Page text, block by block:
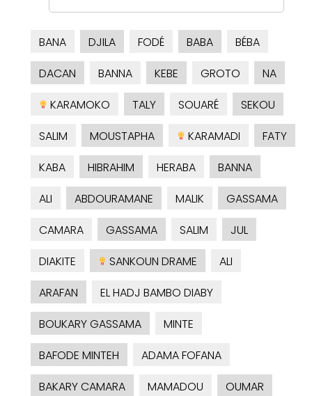
BANA DJILA FODÉ BABA
BÉBA
DACAN
BANNA KEBE GROTO
NA
KARAMOKO
TALY SOUARÉ
SEKOU
SALIM
MOUSTAPHA KARAMADI
FATY
KABA
HIBRAHIM HERABA
BANNA
ALI
ABDOURAMANE MALIK
GASSAMA
CAMARA
GASSAMA SALIM
JUL
DIAKITE
SANKOUN DRAME
ALI
ARAFAN
EL HADJ BAMBO DIABY
BOUKARY GASSAMA
MINTE
BAFODE MINTEH
ADAMA FOFANA
BAKARY CAMARA
MAMADOU
OUMAR